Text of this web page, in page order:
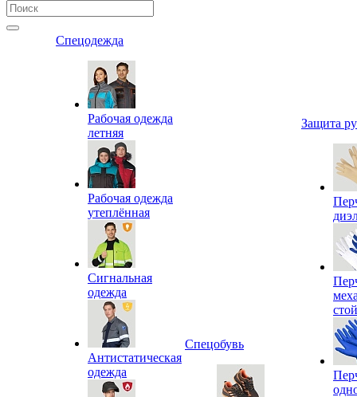
Спецодежда
Рабочая одежда
летняя
Рабочая одежда
утеплённая
Сигнальная
одежда
Антистатическая
одежда
Спецобувь
Защита